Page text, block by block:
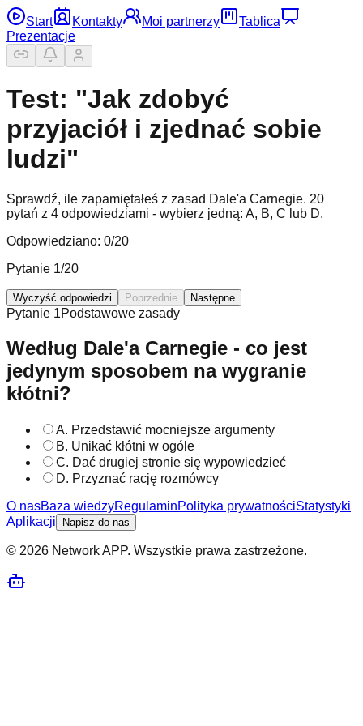
Start Kontakty Moi partnerzy
Tablica
Prezentacje
Test: "Jak zdobyć
przyjaciół i zjednać sobie
ludzi"
Sprawdź, ile zapamiętałeś z zasad Dale'a Carnegie. 20
pytań z 4 odpowiedziami - wybierz jedną: A, B, C lub D.
Odpowiedziano: 0/20
Pytanie 1/20
Wyczyść odpowiedzi Poprzednie Następne
Pytanie 1Podstawowe zasady
Według Dale'a Carnegie - co jest
jedynym sposobem na wygranie
kłótni?
A. Przedstawić mocniejsze argumenty
B. Unikać kłótni w ogóle
C. Dać drugiej stronie się wypowiedzieć
D. Przyznać rację rozmówcy
O nasBaza wiedzyRegulaminPolityka prywatnościStatystyki
Aplikacji
Napisz do nas
© 2026 Network APP. Wszystkie prawa zastrzeżone.